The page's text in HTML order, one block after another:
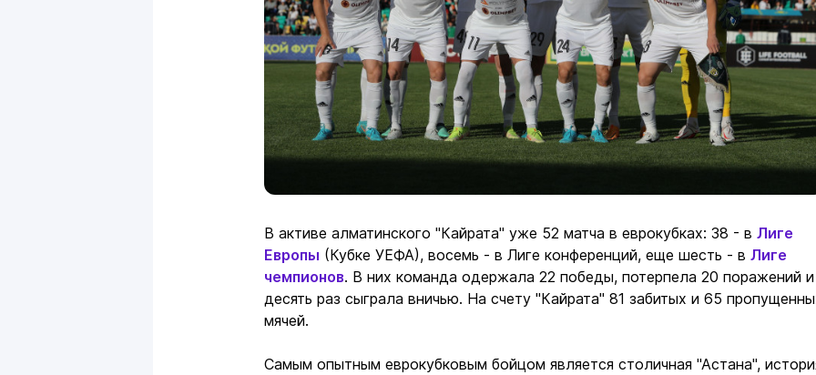
В активе алматинского "Кайрата" уже 52 матча в еврокубках: 38 - в Лиге
Европы (Кубке УЕФА), восемь - в Лиге конференций, еще шесть - в Лиге
чемпионов. В них команда одержала 22 победы, потерпела 20 поражений и
десять раз сыграла вничью. На счету "Кайрата" 81 забитых и 65
мячей.
Самым опытным еврокубковым бойцом является столичная "Астана",